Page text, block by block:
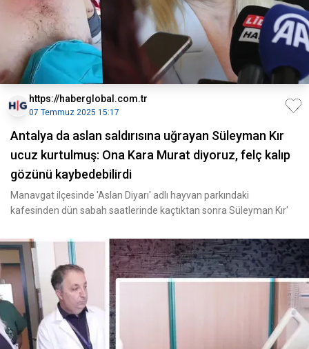
https://haberglobal.com.tr
07 Temmuz 2025 15:17
Antalya da aslan saldırısına uğrayan Süleyman Kır
ucuz kurtulmuş: Ona Kara Murat diyoruz, felç kalıp
gözünü kaybedebilirdi
Manavgat ilçesinde 'Aslan Diyarı' adlı hayvan parkındaki
kafesinden dün sabah saatlerinde kaçtıktan sonra Süleyman Kır'